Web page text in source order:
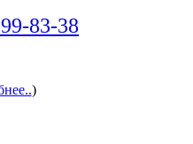
83-38
)